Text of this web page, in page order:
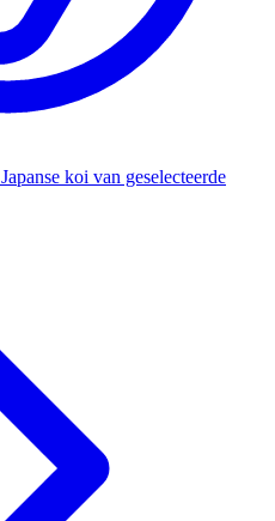
Japanse koi van geselecteerde